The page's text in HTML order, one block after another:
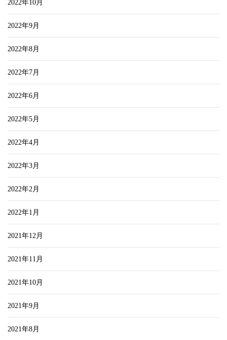
2022年10月
2022年9月
2022年8月
2022年7月
2022年6月
2022年5月
2022年4月
2022年3月
2022年2月
2022年1月
2021年12月
2021年11月
2021年10月
2021年9月
2021年8月